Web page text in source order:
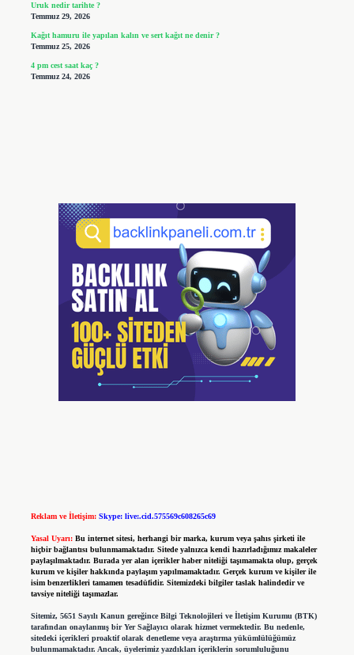
Uruk nedir tarihte ?
Temmuz 29, 2026
Kağıt hamuru ile yapılan kalın ve sert kağıt ne denir ?
Temmuz 25, 2026
4 pm cest saat kaç ?
Temmuz 24, 2026
Reklam ve İletişim: Skype: live:.cid.575569c608265c69
Yasal Uyarı: Bu internet sitesi, herhangi bir marka, kurum veya şahıs şirketi ile
hiçbir bağlantısı bulunmamaktadır. Sitede yalnızca kendi hazırladığımız makaleler
paylaşılmaktadır. Burada yer alan içerikler haber niteliği taşımamakta olup, gerçek
kurum ve kişiler hakkında paylaşım yapılmamaktadır. Gerçek kurum ve kişiler ile
isim benzerlikleri tamamen tesadüfidir. Sitemizdeki bilgiler taslak halindedir ve
tavsiye niteliği taşımazlar.
Sitemiz, 5651 Sayılı Kanun gereğince Bilgi Teknolojileri ve İletişim Kurumu (BTK)
tarafından onaylanmış bir Yer Sağlayıcı olarak hizmet vermektedir. Bu nedenle,
sitedeki içerikleri proaktif olarak denetleme veya araştırma yükümlülüğümüz
bulunmamaktadır. Ancak, üyelerimiz yazdıkları içeriklerin sorumluluğunu